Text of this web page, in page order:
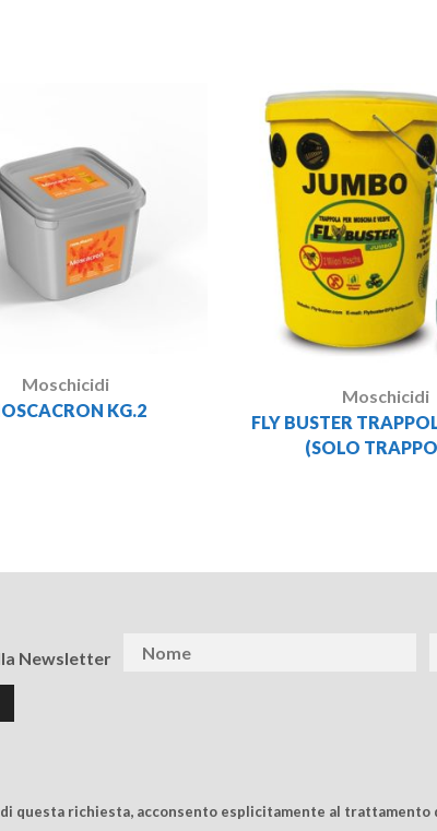
Moschicidi
KG.2
Moschicidi
FLY BUSTER
(SOLO
Newsletter
questa richiesta, acconsento esplicitamente al